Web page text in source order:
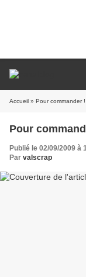
Accueil » Pour commander !
Pour
Publié le 02/09/2009 à
Par valscrap